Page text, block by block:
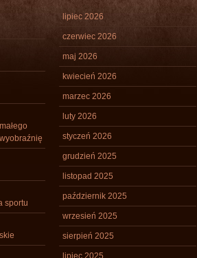
sportu
lipiec 2026
czerwiec 2026
maj 2026
kwiecień 2026
marzec 2026
luty 2026
styczeń 2026
grudzień 2025
listopad 2025
październik 2025
wrzesień 2025
sierpień 2025
lipiec 2025